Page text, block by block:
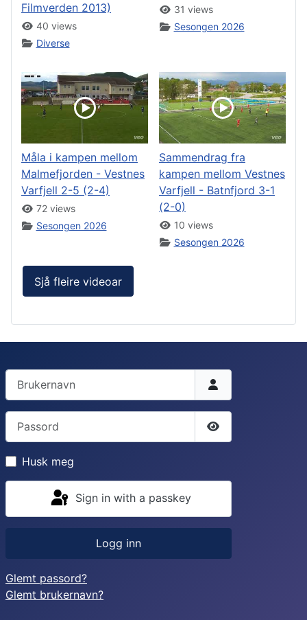
Filmverden 2013)
40 views
Diverse
31 views
Sesongen 2026
Måla i kampen mellom
Malmefjorden - Vestnes
Varfjell 2-5 (2-4)
72 views
Sesongen 2026
Sammendrag fra
kampen mellom Vestnes
Varfjell - Batnfjord 3-1
(2-0)
10 views
Sesongen 2026
Sjå fleire videoar
Brukernavn
Passord
Vis passord
Husk meg
Sign in with a passkey
Logg inn
Glemt passord?
Glemt brukernavn?